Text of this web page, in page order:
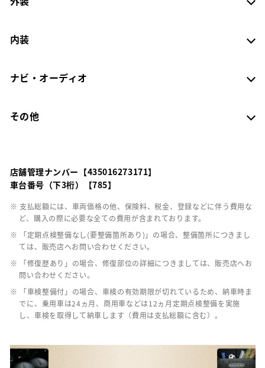
内装
ナビ・オーディオ
その他
店舗管理ナンバー【435016273171】
車台番号（下3桁）【785】
※ 支払総額には、車両価格の他、保険料、税金、登録などに伴う費用な
ど、購入の際に必要な全ての費用が含まれております。
※ 「定期点検整備なし(要整備箇所あり)」の場合、整備箇所につきまし
ては、販売店へお問い合わせください。
※ 「修復歴あり」の場合、修復部位の詳細につきましては、販売店へお
問い合わせください。
※ 「車検整備付」の場合、車検の有効期限が切れているため、納車時ま
でに、乗用車は24ヵ月、商用車などは12ヵ月定期点検整備を実施
し、車検を取得して納車します（費用は支払総額に含む）。